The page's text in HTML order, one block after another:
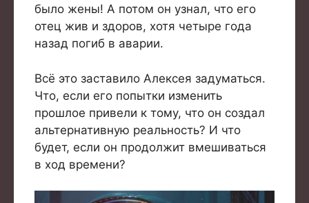
было жены! А потом он узнал, что его
отец жив и здоров, хотя четыре года
назад погиб в аварии.
Всё это заставило Алексея задуматься.
Что, если его попытки изменить
прошлое привели к тому, что он создал
альтернативную реальность? И что
будет, если он продолжит вмешиваться
в ход времени?